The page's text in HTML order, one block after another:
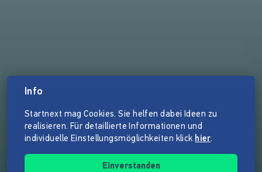
Info
Startnext mag Cookies. Sie helfen dabei Ideen zu
realisieren. Für detaillierte Informationen und
individuelle Einstellungsmöglichkeiten klick hier.
Einverstanden